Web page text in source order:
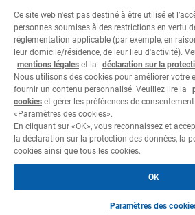
Les réclamations doivent être
courrier classique au Bureau
de la banque, situé au siège de
6900 Lugano, ou par e-mail à
reclami@corner.ch.
2026 Cornèr Banca SA Tous
Informations
Déclaration sur la protection des
Ce site web n'est pas destiné à être utilisé et
personnes soumises à des restrictions en vertu
réglementation applicable (par exemple, en
leur domicile/résidence, de leur lieu d'activité).
mentions légales et la déclaration sur la
Nous utilisons des cookies pour améliorer votre
fournir un contenu personnalisé. Veuillez lire la
cookies et gérer les préférences de
«Paramètres des cookies».
En cliquant sur «OK», vous reconnaissez et
la déclaration sur la protection des données, la
cookies ainsi que tous les cookies.
OK
Paramètres des